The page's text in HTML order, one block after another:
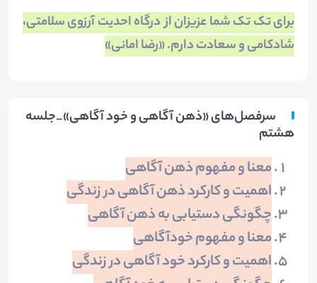
برای تک­ تک شما عزیزان از درگاه احدیت آرزوی سلامتی،
شادکامی و سعادت دارم. «رضا امانی»
سرفصل‌های «ذهن آگاهی و خود آگاهی»_جلسه
هشتم
معنا و مفهوم ذهن آگاهی
اهمیت و کارکرد ذهن آگاهی در زندگی
چگونگی دستیابی به ذهن آگاهی
معنا و مفهوم خودآگاهی
اهمیت و کارکرد خود آگاهی در زندگی